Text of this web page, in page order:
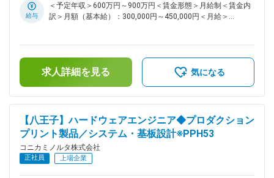
１）ソフト、メカ設計者と連携した計測機器のシステム設計
２）エレキ回路、FPGA設計および評価 ３）回路設計の外注、
計：Cadence社OrCADCapture ・*EMC設計：NEC社
DEMITASNX ・回路Sim：Analog Devices社LTspice、TI社
TINA-TI ・FPGA設計：Intel社Quartus、Efinix社EfinityIDE ・論
理Sim：Synopsys社VCS or Siemens社Modelsim/Questa ■業
車 等 の品質向上に必要不可欠な製品です。ソフトウェア技
術に限定することなく、計測機器の商品の企画、開発から、新
規ビジネス提案まで担当することが可能です。世界中の大手メ
ーカーを訪問し、自ら考えた企画案をベースにお客様のニーズ
を確認し、企画案にフィードバックします。また、子会社の
Instrument Systems(ドイツ）、Radiant Vision Systems（米
給与
＜予定年収＞600万円～900万円＜賃金形態＞月給制＜賃金内
訳＞月額（基本給）：300,000円～450,000円＜月給＞
適用時は本給の14％を上乗せします（残業時間約15時間分に
相当）※固定残業制度ではございません。賃金はあくまでも目
安の金額であり、選考を通じて上下する可能性があります。月
求人詳細を見る 気になる
【八王子】ハードウェアエンジニア◆プロダクション
プリント製品／システム・基板設計※PPH53
コニカミノルタ株式会社
正社員 上場企業